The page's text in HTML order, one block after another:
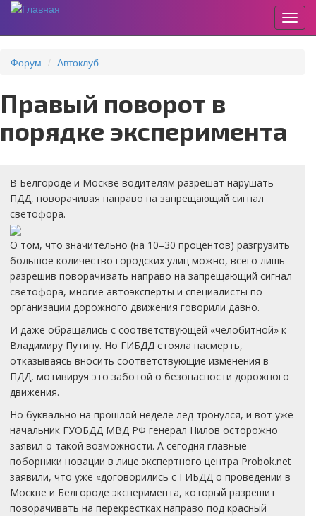
основному
Форум Автоклуб
Правый поворот в
порядке эксперимента
В Белгороде и Москве водителям разрешат нарушать
ПДД, поворачивая направо на запрещающий сигнал
светофора.
О том, что значительно (на 10–30 процентов) разгрузить
большое количество городских улиц можно, всего лишь
разрешив поворачивать направо на запрещающий сигнал
светофора, многие автоэксперты и специалисты по
организации дорожного движения говорили давно.
И даже обращались с соответствующей «челобитной» к
Владимиру Путину. Но ГИБДД стояла насмерть,
отказываясь вносить соответствующие изменения в
ПДД, мотивируя это заботой о безопасности дорожного
движения.
Но буквально на прошлой неделе лед тронулся, и вот уже
начальник ГУОБДД МВД РФ генерал Нилов осторожно
заявил о такой возможности. А сегодня главные
поборники новации в лице экспертного центра Probok.net
заявили, что уже «договорились с ГИБДД о проведении в
Москве и Белгороде эксперимента, который разрешит
поворачивать на перекрестках направо под красный